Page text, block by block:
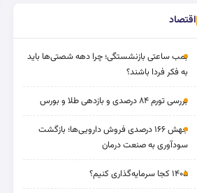
اقتصاد
بمب ساعتی بازنشستگی؛ چرا دهه شصتی‌ها باید
به فکر فردا باشند؟
بررسی تورم ۸۴ درصدی و بازدهی طلا و بورس
جهش ۱۶۶ درصدی فروش دارویی‌ها؛ بازگشت
سودآوری به صنعت درمان
۱۴۰۵ کجا سرمایه‌گذاری کنیم؟